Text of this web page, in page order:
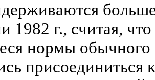
1982 г., считая,
нормы обычного
присоединиться